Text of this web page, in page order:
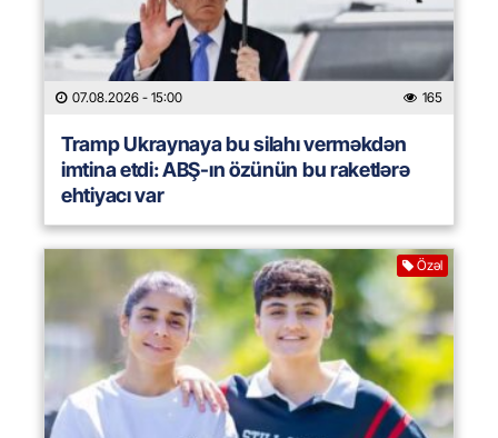
07.08.2026 - 15:00 165
Tramp Ukraynaya bu silahı verməkdən
imtina etdi: ABŞ-ın özünün bu raketlərə
ehtiyacı var
Özəl